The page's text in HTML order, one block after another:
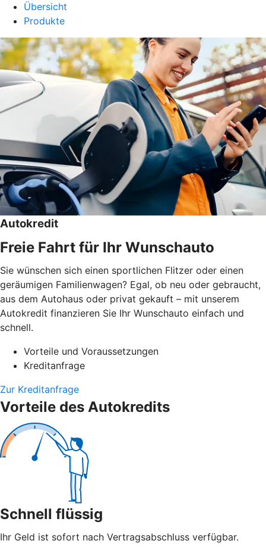
Übersicht
Produkte
Autokredit
Freie Fahrt für Ihr Wunschauto
Sie wünschen sich einen sportlichen Flitzer oder einen
geräumigen Familienwagen? Egal, ob neu oder gebraucht,
aus dem Autohaus oder privat gekauft – mit unserem
Autokredit finanzieren Sie Ihr Wunschauto einfach und
schnell.
Vorteile und Voraussetzungen
Kreditanfrage
Zur Kreditanfrage
Vorteile des Autokredits
Schnell flüssig
Ihr Geld ist sofort nach Vertragsabschluss verfügbar.